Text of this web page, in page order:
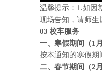
温馨提示： 1.如因
现场告知，请师生
03 校车服务
一、寒假期间（1
按本通知的寒假期
二、春节期间（2